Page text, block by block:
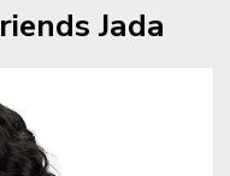
Jada